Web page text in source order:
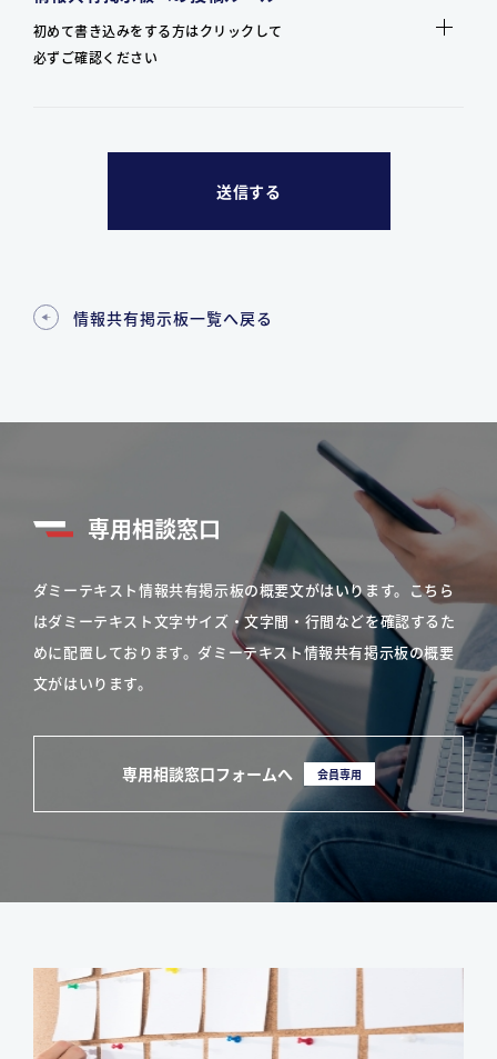
初めて書き込みをする方はクリックして
必ずご確認ください
情報共有掲示板一覧へ戻る
専用相談窓口
ダミーテキスト情報共有掲示板の概要文がはいります。こちら
はダミーテキスト文字サイズ・文字間・行間などを確認するた
めに配置しております。ダミーテキスト情報共有掲示板の概要
文がはいります。
専用相談窓口フォームへ 会員専用